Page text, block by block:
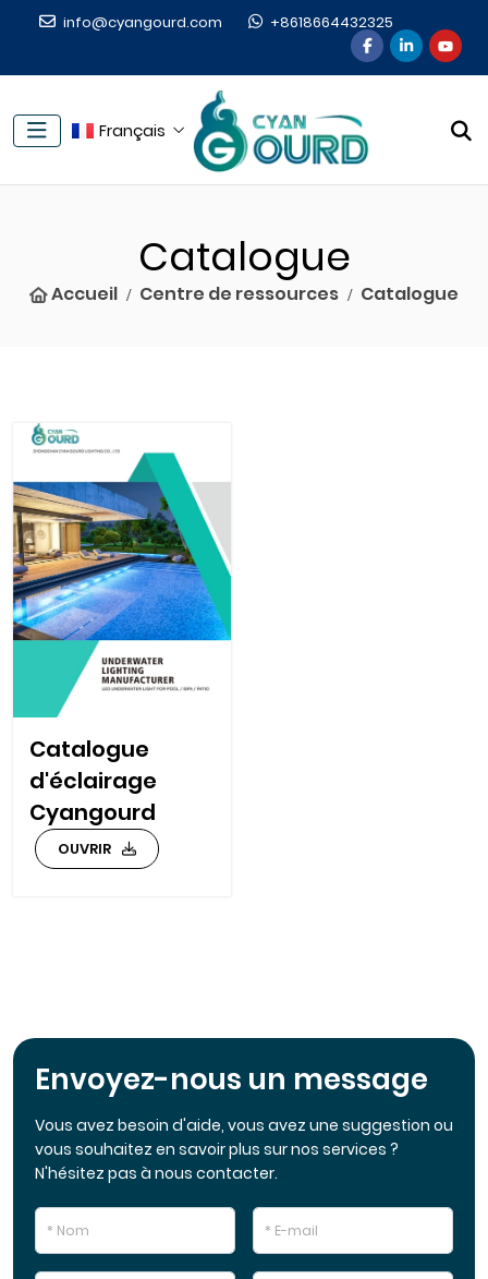
info@cyangourd.com +8618664432325
Français
Catalogue
Accueil Centre de ressources Catalogue
Catalogue
d'éclairage
Cyangourd
OUVRIR
Envoyez-nous un message
Vous avez besoin d'aide, vous avez une suggestion ou
vous souhaitez en savoir plus sur nos services ?
N'hésitez pas à nous contacter.